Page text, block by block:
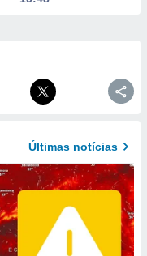
Últimas notícias